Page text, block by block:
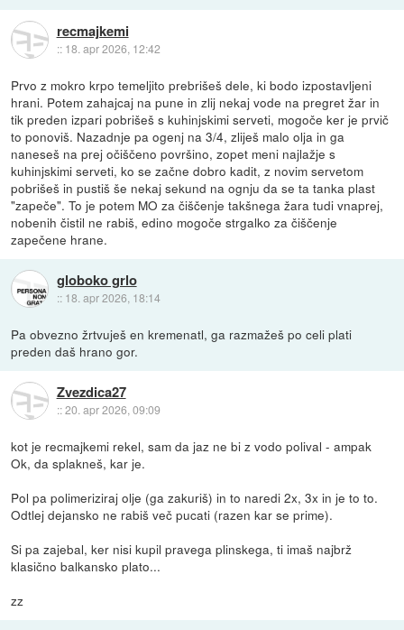
recmajkemi
:: 18. apr 2026, 12:42
Prvo z mokro krpo temeljito prebrišeš dele, ki bodo izpostavljeni
hrani. Potem zahajcaj na pune in zlij nekaj vode na pregret žar in
tik preden izpari pobrišeš s kuhinjskimi serveti, mogoče ker je prvič
to ponoviš. Nazadnje pa ogenj na 3/4, zliješ malo olja in ga
naneseš na prej očiščeno površino, zopet meni najlažje s
kuhinjskimi serveti, ko se začne dobro kadit, z novim servetom
pobrišeš in pustiš še nekaj sekund na ognju da se ta tanka plast
"zapeče". To je potem MO za čiščenje takšnega žara tudi vnaprej,
nobenih čistil ne rabiš, edino mogoče strgalko za čiščenje
zapečene hrane.
globoko grlo
:: 18. apr 2026, 18:14
Pa obvezno žrtvuješ en kremenatl, ga razmažeš po celi plati
preden daš hrano gor.
Zvezdica27
::20. apr 2026, 09:09
kot je recmajkemi rekel, sam da jaz ne bi z vodo polival - ampak
Ok, da splakneš, kar je.
Pol pa polimeriziraj olje (ga zakuriš) in to naredi 2x, 3x in je to to.
Odtlej dejansko ne rabiš več pucati (razen kar se prime).
Si pa zajebal, ker nisi kupil pravega plinskega, ti imaš najbrž
klasično balkansko plato...
zz